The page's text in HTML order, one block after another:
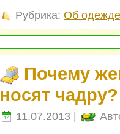
Рубрика: Об одежде
Почему
носят чадру?
11.07.2013 |